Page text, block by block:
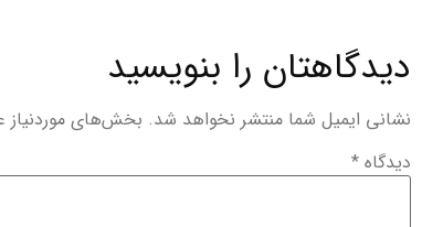
دیدگاهتان را بنویسید
نشانی ایمیل شما منتشر نخواهد شد. بخش‌های موردنیاز
دیدگاه *